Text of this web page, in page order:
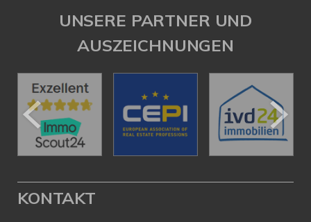
UNSERE PARTNER UND
AUSZEICHNUNGEN
KONTAKT